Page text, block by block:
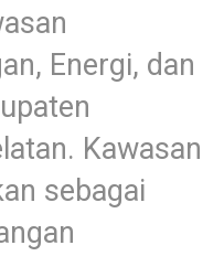
Energi, dan
Kawasan
sebagai